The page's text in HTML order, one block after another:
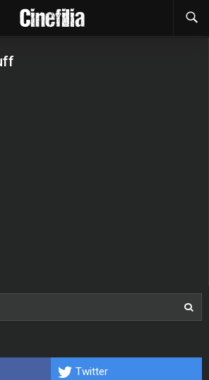
Twitter